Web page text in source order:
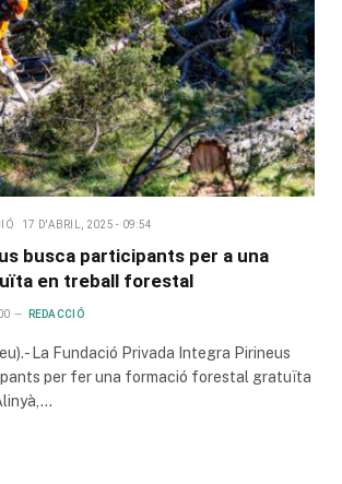
17 D'ABRIL, 2025 - 09:54
busca participants per a una
en treball forestal
REDACCIÓ
La Fundació Privada Integra Pirineus
per fer una formació forestal gratuïta